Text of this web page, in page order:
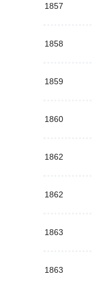
1857
1858
1859
1860
1862
1862
1863
1863